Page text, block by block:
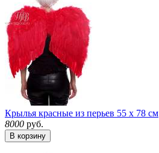
Крылья красные из перьев 55 х 78 см
8000 руб.
В корзину